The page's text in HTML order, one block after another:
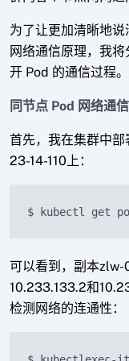
为了让更加清晰地
网络通信原理，我
开 Pod 的通信过程。
同节点 Pod 网络通信
首先，我在集群中
23-14-110上：
$ kubectl get
可以看到，副本zlw-
10.233.133.2和
检测网络的连通性：